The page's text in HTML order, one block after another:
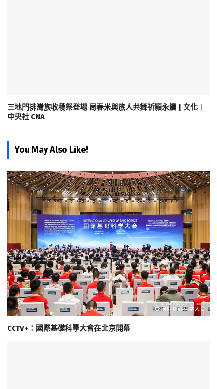
三地門排灣族收穫祭登場 周春米與族人共舞祈願永續 | 文化 |
中央社 CNA
You May Also Like!
CCTV+：國際基礎科學大會在北京開幕